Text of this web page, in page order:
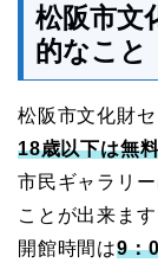
松阪市文
的なこと
松阪市文化財セ
18歳以下は無
市民ギャラリ
ことが出来ます
開館時間は9：